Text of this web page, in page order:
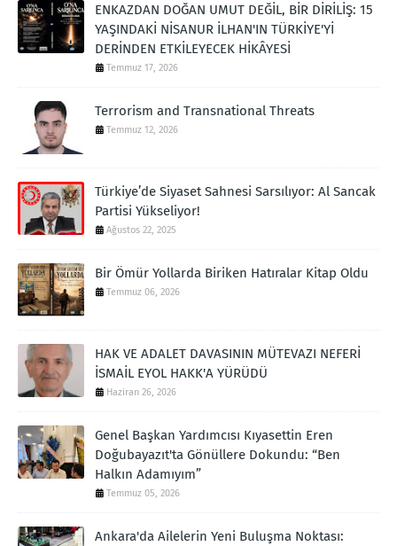
ENKAZDAN DOĞAN UMUT DEĞİL, BİR DİRİLİŞ: 15
YAŞINDAKİ NİSANUR İLHAN'IN TÜRKİYE'Yİ
DERİNDEN ETKİLEYECEK HİKÂYESİ
Temmuz 17, 2026
Terrorism and Transnational Threats
Temmuz 12, 2026
Türkiye’de Siyaset Sahnesi Sarsılıyor: Al Sancak
Partisi Yükseliyor!
Ağustos 22, 2025
Bir Ömür Yollarda Biriken Hatıralar Kitap Oldu
Temmuz 06, 2026
HAK VE ADALET DAVASININ MÜTEVAZI NEFERİ
İSMAİL EYOL HAKK'A YÜRÜDÜ
Haziran 26, 2026
Genel Başkan Yardımcısı Kıyasettin Eren
Doğubayazıt'ta Gönüllere Dokundu: “Ben
Halkın Adamıyım”
Temmuz 05, 2026
Ankara'da Ailelerin Yeni Buluşma Noktası: